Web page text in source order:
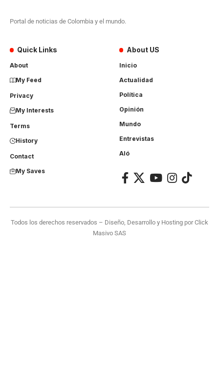
Portal de noticias de Colombia y el mundo.
Quick Links
About
My Feed
Privacy
My Interests
Terms
History
Contact
My Saves
About US
Inicio
Actualidad
Política
Opinión
Mundo
Entrevistas
Aló
Todos los derechos reservados – Diseño, Desarrollo y Hosting porClick
Masivo SAS